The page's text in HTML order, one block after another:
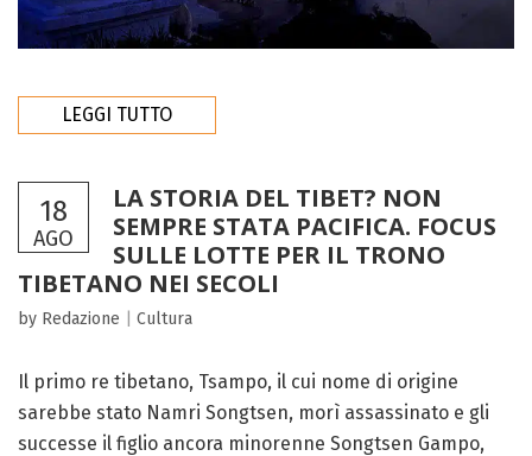
LEGGI TUTTO
18
AGO
LA STORIA DEL TIBET? NON
SEMPRE STATA PACIFICA. FOCUS
SULLE LOTTE PER IL TRONO
TIBETANO NEI SECOLI
by Redazione Cultura
Il primo re tibetano, Tsampo, il cui nome di origine
sarebbe stato Namri Songtsen, morì assassinato e gli
successe il figlio ancora minorenne Songtsen Gampo,